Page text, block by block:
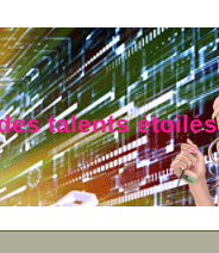
talents étoilés